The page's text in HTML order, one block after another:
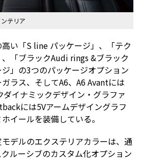
テリア
い「S line パッケージ」、「テク
「ブラックAudi rings &ブラック
」の3つのパッケージオプション
ラス、そしてA6、A6 Avantには
ダイナミックデザイン・グラファ
には5Vアームデザイングラフ
イールを装備している。
デルのエクステリアカラーは、通
ルーシブのカスタム化オプション